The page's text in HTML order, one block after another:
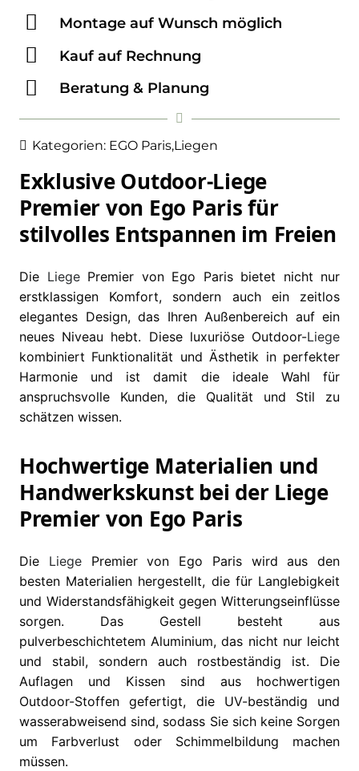
Montage auf Wunsch möglich
Kauf auf Rechnung
Beratung & Planung
Kategorien: EGO Paris,Liegen
Exklusive Outdoor-Liege
Premier von Ego Paris für
stilvolles Entspannen im Freien
Die LiegePremier von Ego Paris bietet nicht nur
erstklassigen Komfort, sondern auch ein zeitlos
elegantes Design, das Ihren Außenbereich auf ein
neues Niveau hebt. Diese luxuriöse Outdoor-Liege
kombiniert Funktionalität und Ästhetik in perfekter
Harmonie und ist damit die ideale Wahl für
anspruchsvolle Kunden, die Qualität und Stil zu
schätzen wissen.
Hochwertige Materialien und
Handwerkskunst bei der Liege
Premier von Ego Paris
Die LiegePremier von Ego Paris wird aus den
besten Materialien hergestellt, die für Langlebigkeit
und Widerstandsfähigkeit gegen Witterungseinflüsse
sorgen. Das Gestell besteht aus
pulverbeschichtetem Aluminium, das nicht nur leicht
und stabil, sondern auch rostbeständig ist. Die
Auflagen und Kissen sind aus hochwertigen
Outdoor-Stoffen gefertigt, die UV-beständig und
wasserabweisend sind, sodass Sie sich keine Sorgen
um Farbverlust oder Schimmelbildung machen
müssen.